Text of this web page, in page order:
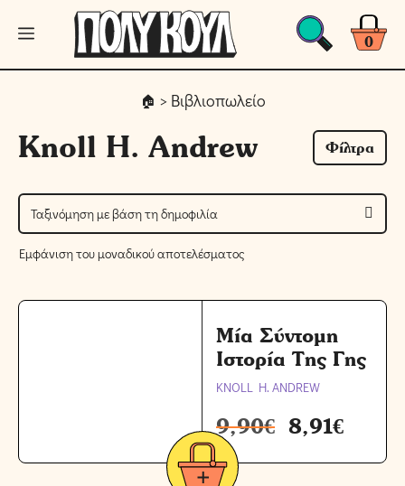
Μετάβαση
περιεχόμενο
0
Μενού
> Βιβλιοπωλείο
Knoll H. Andrew Φίλτρα
Εμφάνιση του μοναδικού αποτελέσματος
Μία Σύντομη
Ιστορία Της Γης
KNOLL H. ANDREW
9,90€ 8,91€